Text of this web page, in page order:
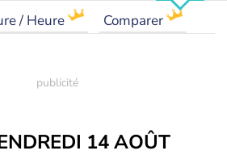
/ Heure Comparer
14 AOÛT